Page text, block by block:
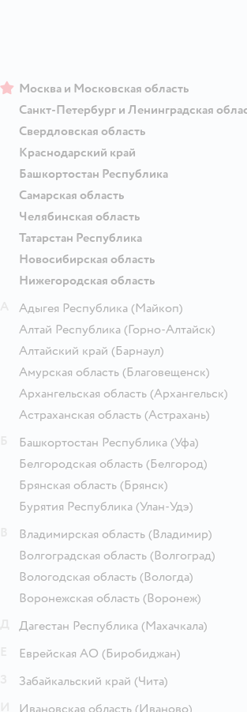
Москва и Московская область
Санкт-Петербург и Ленинградская
Свердловская область
Краснодарский край
Башкортостан Республика
Самарская область
Челябинская область
Татарстан Республика
Новосибирская область
Нижегородская область
Адыгея Республика (Майкоп)
Алтай Республика (Горно-Алтайск)
Алтайский край (Барнаул)
Амурская область (Благовещенск)
Архангельская область (Архангельск)
Астраханская область (Астрахань)
Башкортостан Республика (Уфа)
Белгородская область (Белгород)
Брянская область (Брянск)
Бурятия Республика (Улан-Удэ)
Владимирская область (Владимир)
Волгоградская область (Волгоград)
Вологодская область (Вологда)
Воронежская область (Воронеж)
Дагестан Республика (Махачкала)
Еврейская АО (Биробиджан)
Забайкальский край (Чита)
Ивановская область (Иваново)